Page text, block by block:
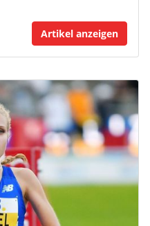
Artikel anzeigen